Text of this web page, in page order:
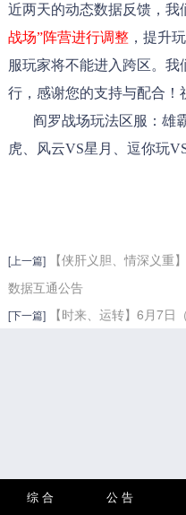
近两天的动态数据反馈，我
战场”阵营进行调整，提升
服玩家将不能进入跨区。
行，感谢您的支持与配合！
阎罗战场玩法区服：雄
虎、风云VS星月、逗你玩
[上一篇]
【侠肝义胆、情深义重
数据互通公告
[下一篇] 【时来、运转】6月7日
综 合 公 告